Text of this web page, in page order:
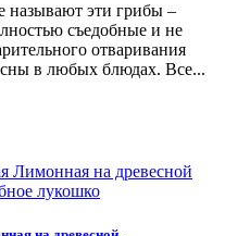
называют эти грибы –
съедобные и не
отваривания
в любых блюдах. Все...